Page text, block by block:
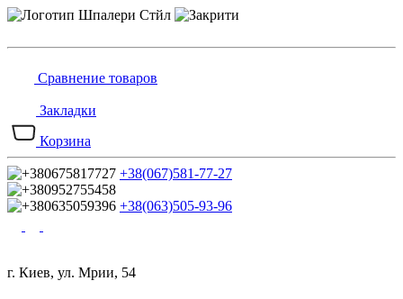
Сравнение товаров
Закладки
Корзина
+38(067)581-77-27
+38(063)505-93-96
г. Киев, ул. Мрии, 54